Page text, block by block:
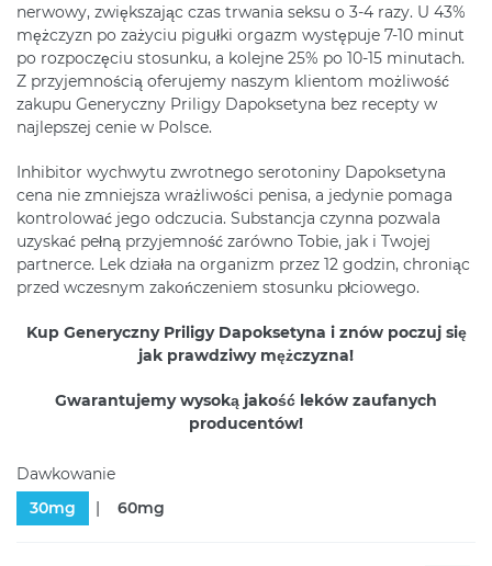
nerwowy, zwiększając czas trwania seksu o 3-4 razy. U 43%
mężczyzn po zażyciu pigułki orgazm występuje 7-10 minut
po rozpoczęciu stosunku, a kolejne 25% po 10-15 minutach.
Z przyjemnością oferujemy naszym klientom możliwość
zakupu Generyczny Priligy Dapoksetyna bez recepty w
najlepszej cenie w Polsce.
Inhibitor wychwytu zwrotnego serotoniny Dapoksetyna
cena nie zmniejsza wrażliwości penisa, a jedynie pomaga
kontrolować jego odczucia. Substancja czynna pozwala
uzyskać pełną przyjemność zarówno Tobie, jak i Twojej
partnerce. Lek działa na organizm przez 12 godzin, chroniąc
przed wczesnym zakończeniem stosunku płciowego.
Kup Generyczny Priligy Dapoksetyna i znów poczuj się
jak prawdziwy mężczyzna!
Gwarantujemy wysoką jakość leków zaufanych
producentów!
Dawkowanie
30mg
60mg